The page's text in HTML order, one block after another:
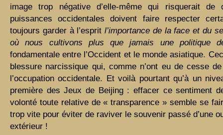
image trop négative d’elle-même qui risquerait
puissances occidentales doivent faire respecter
toujours garder à l’espritl’importance de la face et du
où nous cultivons plus que jamais une politique
fondamentale entre l’Occident et le monde asiatique.
blessure narcissique qui, comme n’ont eu de cesse
l’occupation occidentale. Et voilà pourtant qu’à un
première des Jeux de Beijing : effacer ce sentiment
volonté toute relative de « transparence » semble se
trop vite pour éviter de raviver le souvenir passé d’une
extérieur !